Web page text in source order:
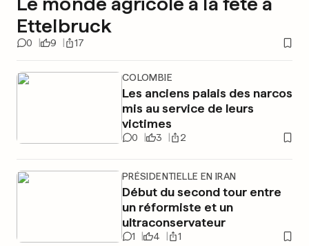
Ettelbruck
0 9 17
COLOMBIE
Les anciens palais des narcos
mis au service de leurs
victimes
0 3 2
PRÉSIDENTIELLE EN IRAN
Début du second tour entre
un réformiste et un
ultraconservateur
1 4 1